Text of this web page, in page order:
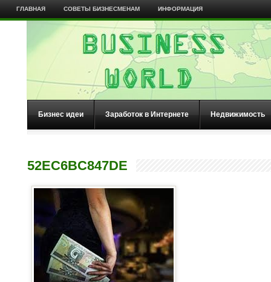
ГЛАВНАЯ СОВЕТЫ БИЗНЕСМЕНАМ ИНФОРМАЦИЯ
Бизнес идеи Заработок в Интернете Недвижимость
52EC6BC847DE